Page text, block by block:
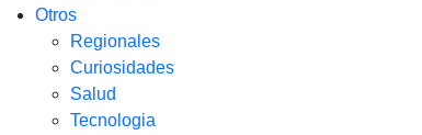
Otros
Regionales
Curiosidades
Salud
Tecnologia